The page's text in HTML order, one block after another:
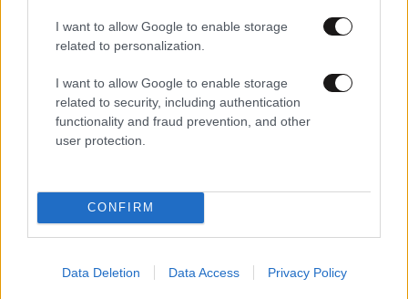
I want to allow Google to enable storage
related to personalization.
I want to allow Google to enable storage
related to security, including authentication
functionality and fraud prevention, and other
user protection.
CONFIRM
Data Deletion Data Access Privacy Policy